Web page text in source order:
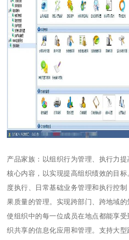
产品家族：以组织行为管理、执行力
核心内容，以实现提高组织绩效的目
度执行、日常基础业务管理和执行控
果质量的管理。实现跨部门、跨地域的
使组织中的每一位成员在地点都能享
织共享的信息化应用和管理。支持大